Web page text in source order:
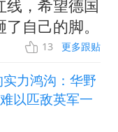
线，希望德国
自己的脚。
13 更多跟贴
力鸿沟：华野
以匹敌英军一